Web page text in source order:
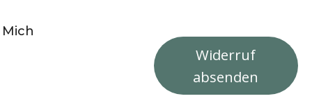
Widerruf
absenden